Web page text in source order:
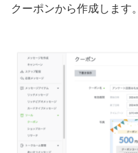
クーポンから作成します。